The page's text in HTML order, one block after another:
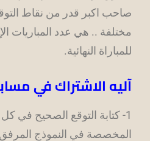
مختلفة .. هي عدد المباريات
للمباراة النهائية.
آليه الاشتراك في
1- كتابة التوقع الصحيح في
المخصصة في النموذج المرفق